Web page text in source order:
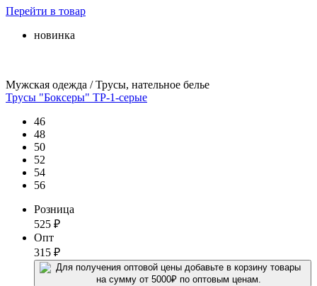
Перейти в товар
новинка
Мужская одежда / Трусы, нательное белье
Трусы "Боксеры" ТР-1-серые
46
48
50
52
54
56
Розница
525 ₽
Опт
315 ₽